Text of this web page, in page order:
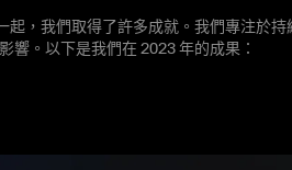
起，我們取得了許多成就。我們專注於持
響。以下是我們在 2023 年的成果：